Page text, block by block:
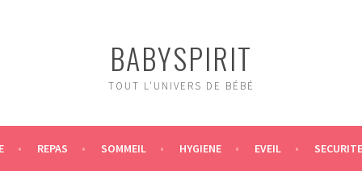
BABYSPIRIT
TOUT L'UNIVERS DE BÉBÉ
REPAS SOMMEIL HYGIENE EVEIL SECURITE